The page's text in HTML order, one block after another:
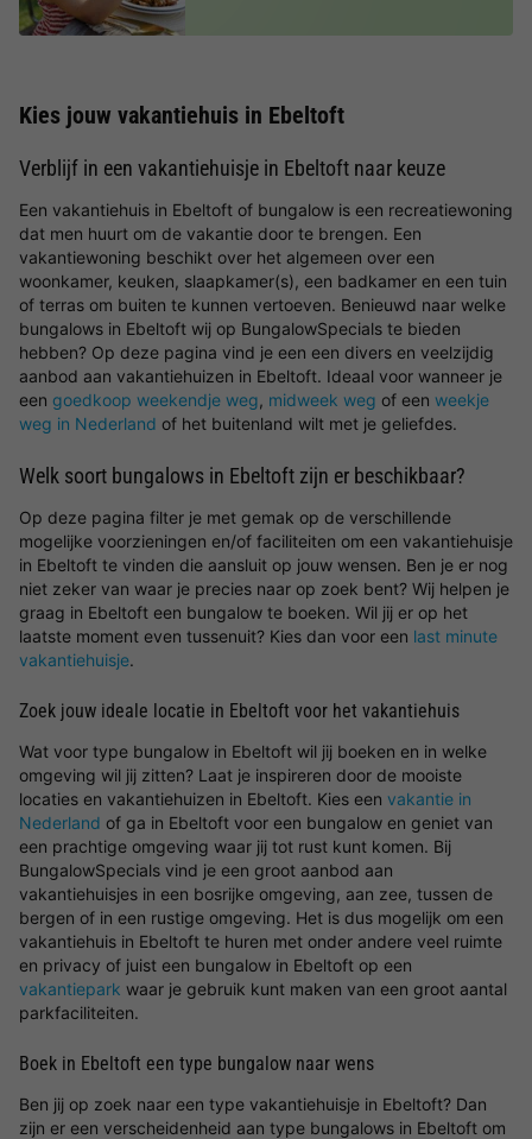
Kies jouw vakantiehuis in Ebeltoft
Verblijf in een vakantiehuisje in Ebeltoft naar keuze
Een vakantiehuis in Ebeltoft of bungalow is een recreatiewoning
dat men huurt om de vakantie door te brengen. Een
vakantiewoning beschikt over het algemeen over een
woonkamer, keuken, slaapkamer(s), een badkamer en een tuin
of terras om buiten te kunnen vertoeven. Benieuwd naar welke
bungalows in Ebeltoft wij op BungalowSpecials te bieden
hebben? Op deze pagina vind je een een divers en veelzijdig
aanbod aan vakantiehuizen in Ebeltoft. Ideaal voor wanneer je
een goedkoop weekendje weg, midweek weg of een weekje
weg in Nederland of het buitenland wilt met je geliefdes.
Welk soort bungalows in Ebeltoft zijn er beschikbaar?
Op deze pagina filter je met gemak op de verschillende
mogelijke voorzieningen en/of faciliteiten om een vakantiehuisje
in Ebeltoft te vinden die aansluit op jouw wensen. Ben je er nog
niet zeker van waar je precies naar op zoek bent? Wij helpen je
graag in Ebeltoft een bungalow te boeken. Wil jij er op het
laatste moment even tussenuit? Kies dan voor een last minute
vakantiehuisje.
Zoek jouw ideale locatie in Ebeltoft voor het vakantiehuis
Wat voor type bungalow in Ebeltoft wil jij boeken en in welke
omgeving wil jij zitten? Laat je inspireren door de mooiste
locaties en vakantiehuizen in Ebeltoft. Kies een vakantie in
Nederland of ga in Ebeltoft voor een bungalow en geniet van
een prachtige omgeving waar jij tot rust kunt komen. Bij
BungalowSpecials vind je een groot aanbod aan
vakantiehuisjes in een bosrijke omgeving, aan zee, tussen de
bergen of in een rustige omgeving. Het is dus mogelijk om een
vakantiehuis in Ebeltoft te huren met onder andere veel ruimte
en privacy of juist een bungalow in Ebeltoft op een
vakantiepark waar je gebruik kunt maken van een groot aantal
parkfaciliteiten.
Boek in Ebeltoft een type bungalow naar wens
Ben jij op zoek naar een type vakantiehuisje in Ebeltoft? Dan
zijn er een verscheidenheid aan type bungalows in Ebeltoft om